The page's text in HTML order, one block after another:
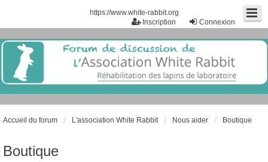
https://www.white-rabbit.org
Connexion
Inscription
Accueil du forum L'association White Rabbit Nous aider Boutique
Boutique